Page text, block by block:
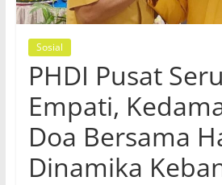
Sosial
PHDI Pusat
Empati,
Doa Bersama
Dinamika